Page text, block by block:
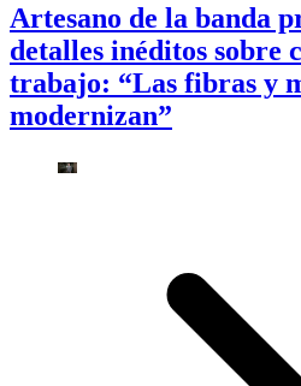
Artesano de la banda
detalles inéditos sobre
trabajo: “Las fibras y
modernizan”